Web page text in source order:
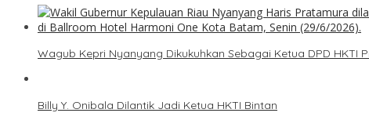
Wagub Kepri Nyanyang Dikukuhkan Sebagai Ketua DPD HKTI
Billy Y. Onibala Dilantik Jadi Ketua HKTI Bintan